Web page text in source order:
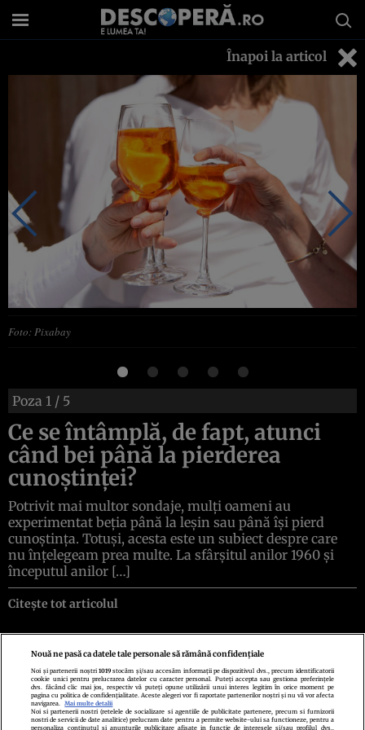
Înapoi la articol
Foto: Pixabay
Poza 1 / 5
Ce se întâmplă, de fapt, atunci
când bei până la pierderea
cunoștinței?
Potrivit mai multor sondaje, mulți oameni au
experimentat beția până la leșin sau până își pierd
cunoștința. Totuși, acesta este un subiect despre care
nu înțelegeam prea multe. La sfârșitul anilor 1960 și
începutul anilor […]
Citește tot articolul
Politica de confidenţialitatePolitica de cookiesTermeni şi condiţii
Echipa redacționalăContactSetări Cookies
Nouă ne pasă ca datele tale personale să rămână confidențiale
Noi și partenerii noștri1019 stocăm și/sau accesăm informații pe dispozitivul dvs., precum identificatorii
cookie unici pentru prelucrarea datelor cu caracter personal. Puteți accepta sau gestiona preferințele
dvs. făcând clic mai jos, respectiv vă puteți opune utilizării unui interes legitim în orice moment pe
pagina cu politica de confidențialitate. Aceste alegeri vor fi raportate partenerilor noștri și nu vă vor afecta
navigarea.
Mai multe detalii
Noi si partenerii nostri (retelele de socializare si agentiile de publicitate partenere, precum si furnizorii
nostri de servicii de date analitice) prelucram date pentru a permite website-ului sa functioneze, pentru a
personaliza continutul si anunturile publicitare afisate in functie de interesele si/sau profilul dvs.,